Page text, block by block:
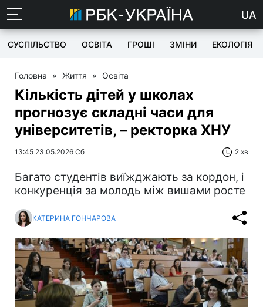
UA
СУСПІЛЬСТВО ОСВІТА ГРОШІ ЗМІНИ ЕКОЛОГІЯ
Головна » Життя » Освіта
Кількість дітей у школах
прогнозує складні часи для
університетів, – ректорка ХНУ
13:45 23.05.2026 Сб 2 хв
Багато студентів виїжджають за кордон, і
конкуренція за молодь між вишами росте
КАТЕРИНА ГОНЧАРОВА